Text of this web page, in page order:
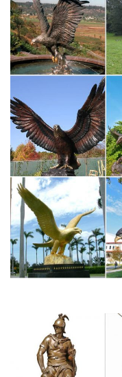
собак в Москве с
характеристики товара.
Символ 2018 года
Отправка в любую
статуэтки Собаки,
символ наступающего
Dog Sculptures Bronze –
недорого…
Классическая леди
Китайский Foo собак
Открытый Статуи …
Собаки | Статуэтки и
поиск цена от до
скульптур.Символ
статуэтки, картины,
учению фен-шуй
Купить статуэтки в
Большой выбор
Бесплатная доставка
Статуэтка ”Собака